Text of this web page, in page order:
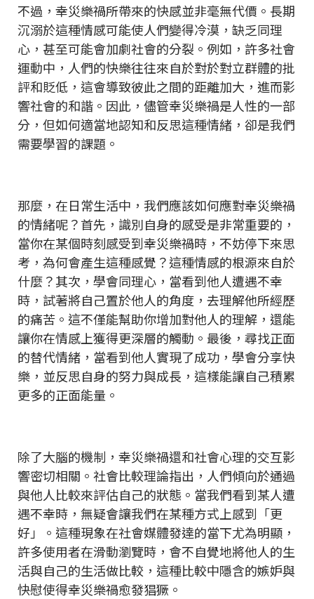
不過，幸災樂禍所帶來的快感並非毫無代價。長期
沉溺於這種情感可能使人們變得冷漠，缺乏同理
心，甚至可能會加劇社會的分裂。例如，許多社會
運動中，人們的快樂往往來自於對於對立群體的批
評和貶低，這會導致彼此之間的距離加大，進而影
響社會的和諧。因此，儘管幸災樂禍是人性的一部
分，但如何適當地認知和反思這種情緒，卻是我們
需要學習的課題。
那麼，在日常生活中，我們應該如何應對幸災樂禍
的情緒呢？首先，識別自身的感受是非常重要的，
當你在某個時刻感受到幸災樂禍時，不妨停下來思
考，為何會產生這種感覺？這種情感的根源來自於
什麼？其次，學會同理心，當看到他人遭遇不幸
時，試著將自己置於他人的角度，去理解他所經歷
的痛苦。這不僅能幫助你增加對他人的理解，還能
讓你在情感上獲得更深層的觸動。最後，尋找正面
的替代情緒，當看到他人實現了成功，學會分享快
樂，並反思自身的努力與成長，這樣能讓自己積累
更多的正面能量。
除了大腦的機制，幸災樂禍還和社會心理的交互影
響密切相關。社會比較理論指出，人們傾向於通過
與他人比較來評估自己的狀態。當我們看到某人遭
遇不幸時，無疑會讓我們在某種方式上感到「更
好」。這種現象在社會媒體發達的當下尤為明顯，
許多使用者在滑動瀏覽時，會不自覺地將他人的生
活與自己的生活做比較，這種比較中隱含的嫉妒與
快慰使得幸災樂禍愈發猖獗。